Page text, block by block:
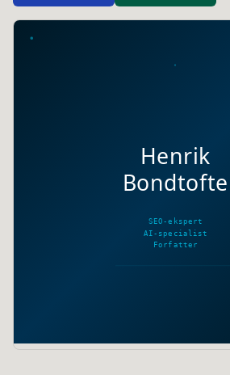
Henrik
Bondtofte
SEO-ekspert
AI-specialist
Forfatter